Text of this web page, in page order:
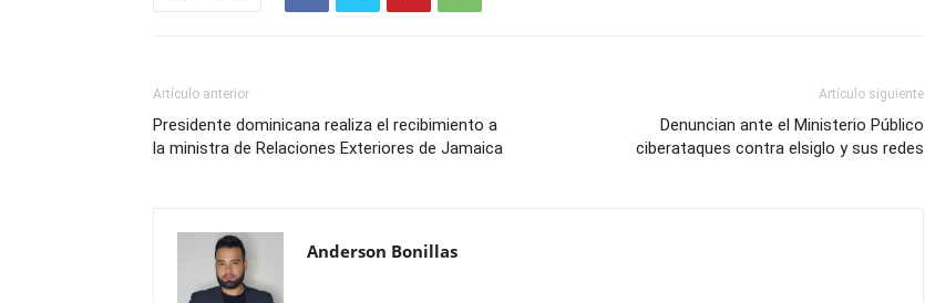
Artículo anterior
Presidente dominicana realiza el recibimiento a
la ministra de Relaciones Exteriores de Jamaica
Artículo siguiente
Denuncian ante el Ministerio Público
ciberataques contra elsiglo y sus redes
Anderson Bonillas